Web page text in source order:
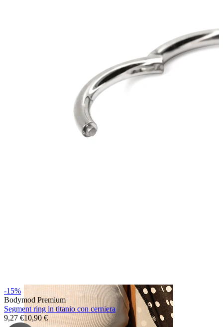
-15%
Bodymod Premium
Segment ring in titanio con cerniera
9,27 €10,90 €